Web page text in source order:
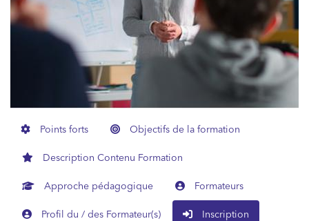
Points forts Objectifs de la formation
Description Contenu Formation
Approche pédagogique Formateurs
Profil du / des Formateur(s) Inscription